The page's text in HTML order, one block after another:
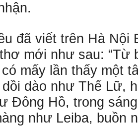
đã viết trên Hà Nội
mới như sau: “Từ
mấy lần thấy một
dào như Thế Lữ,
Ðông Hồ, trong
như Leiba, buồn